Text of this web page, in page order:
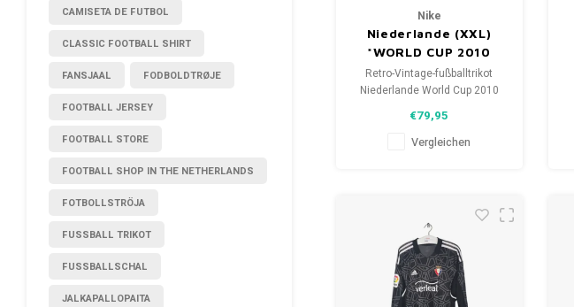
CAMISETA DE FUTBOL
CLASSIC FOOTBALL SHIRT
FANSJAAL FODBOLDTRØJE
FOOTBALL JERSEY
FOOTBALL STORE
FOOTBALL SHOP IN THE NETHERLANDS
FOTBOLLSTRÖJA
FUSSBALL TRIKOT
FUSSBALLSCHAL
JALKAPALLOPAITA
Nike
Niederlande (XXL)
*WORLD CUP 2010
Retro-Vintage-fußballtrikot
Niederlande World Cup 2010
Gesamtzustand des Hemdes:
9.5/10 (gebraucht)
€79,95
Vergleichen